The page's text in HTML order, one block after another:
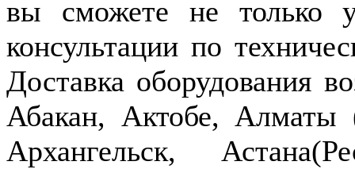
вы сможете не только
консультации по
Доставка оборудования
Абакан, Актобе,
Архангельск,